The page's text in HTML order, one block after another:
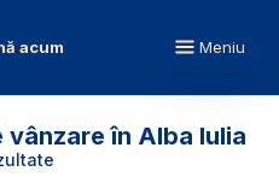
acum Meniu
în Alba Iulia